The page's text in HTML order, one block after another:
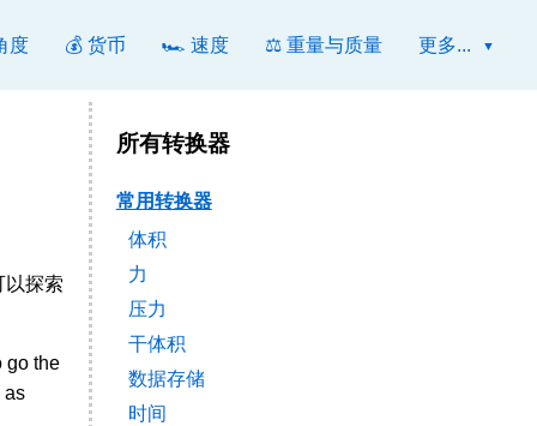
度 💰 货币 🏎️ 速度 ⚖️ 重量与质量 更多...
以探索
go the
as
所有转换器
常用转换器
体积
力
压力
干体积
数据存储
时间